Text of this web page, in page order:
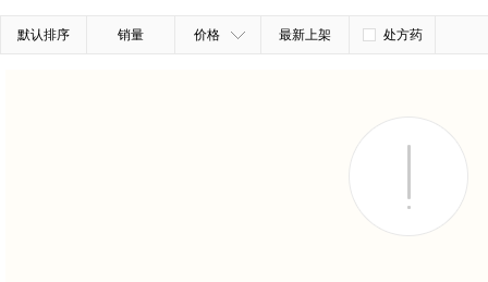
默认排序 销量 价格 最新上架 处方药